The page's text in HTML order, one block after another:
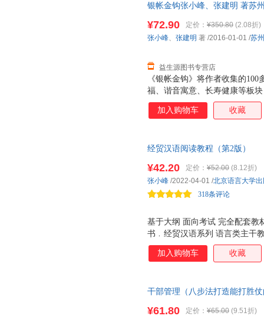
学基础与后续的专业知识进行
银帐金钩张小峰、张建明 著苏
《银帐金钩》将作者收集的
福、谐音寓意、长寿健康等板
变，附以特写，充分展示了帐
单介绍了《银帐金钩》的缘起。
¥72.90 定价： ¥350.80 (2.08折)
益生源图书专营店
张小峰、 张建明 著 /2016-01-01 /苏
加入购物车 收藏
经贸汉语阅读教程（第2版）
基于大纲 面向考试 完全配套教
书﹒经贸汉语系列 语言类主干
程致力于满足预科留学生对经
较好地体现教学步骤与训练方
料，与时俱进，更符合现在社
¥42.20 定价： ¥52.00 (8.12折)
318条评论
张小峰 /2022-04-01 /北京语言大学
加入购物车 收藏
干部管理（八步法打造能打胜
法》起草小组组长彭剑锋领衔
¥61.80 定价： ¥65.00 (9.51折)